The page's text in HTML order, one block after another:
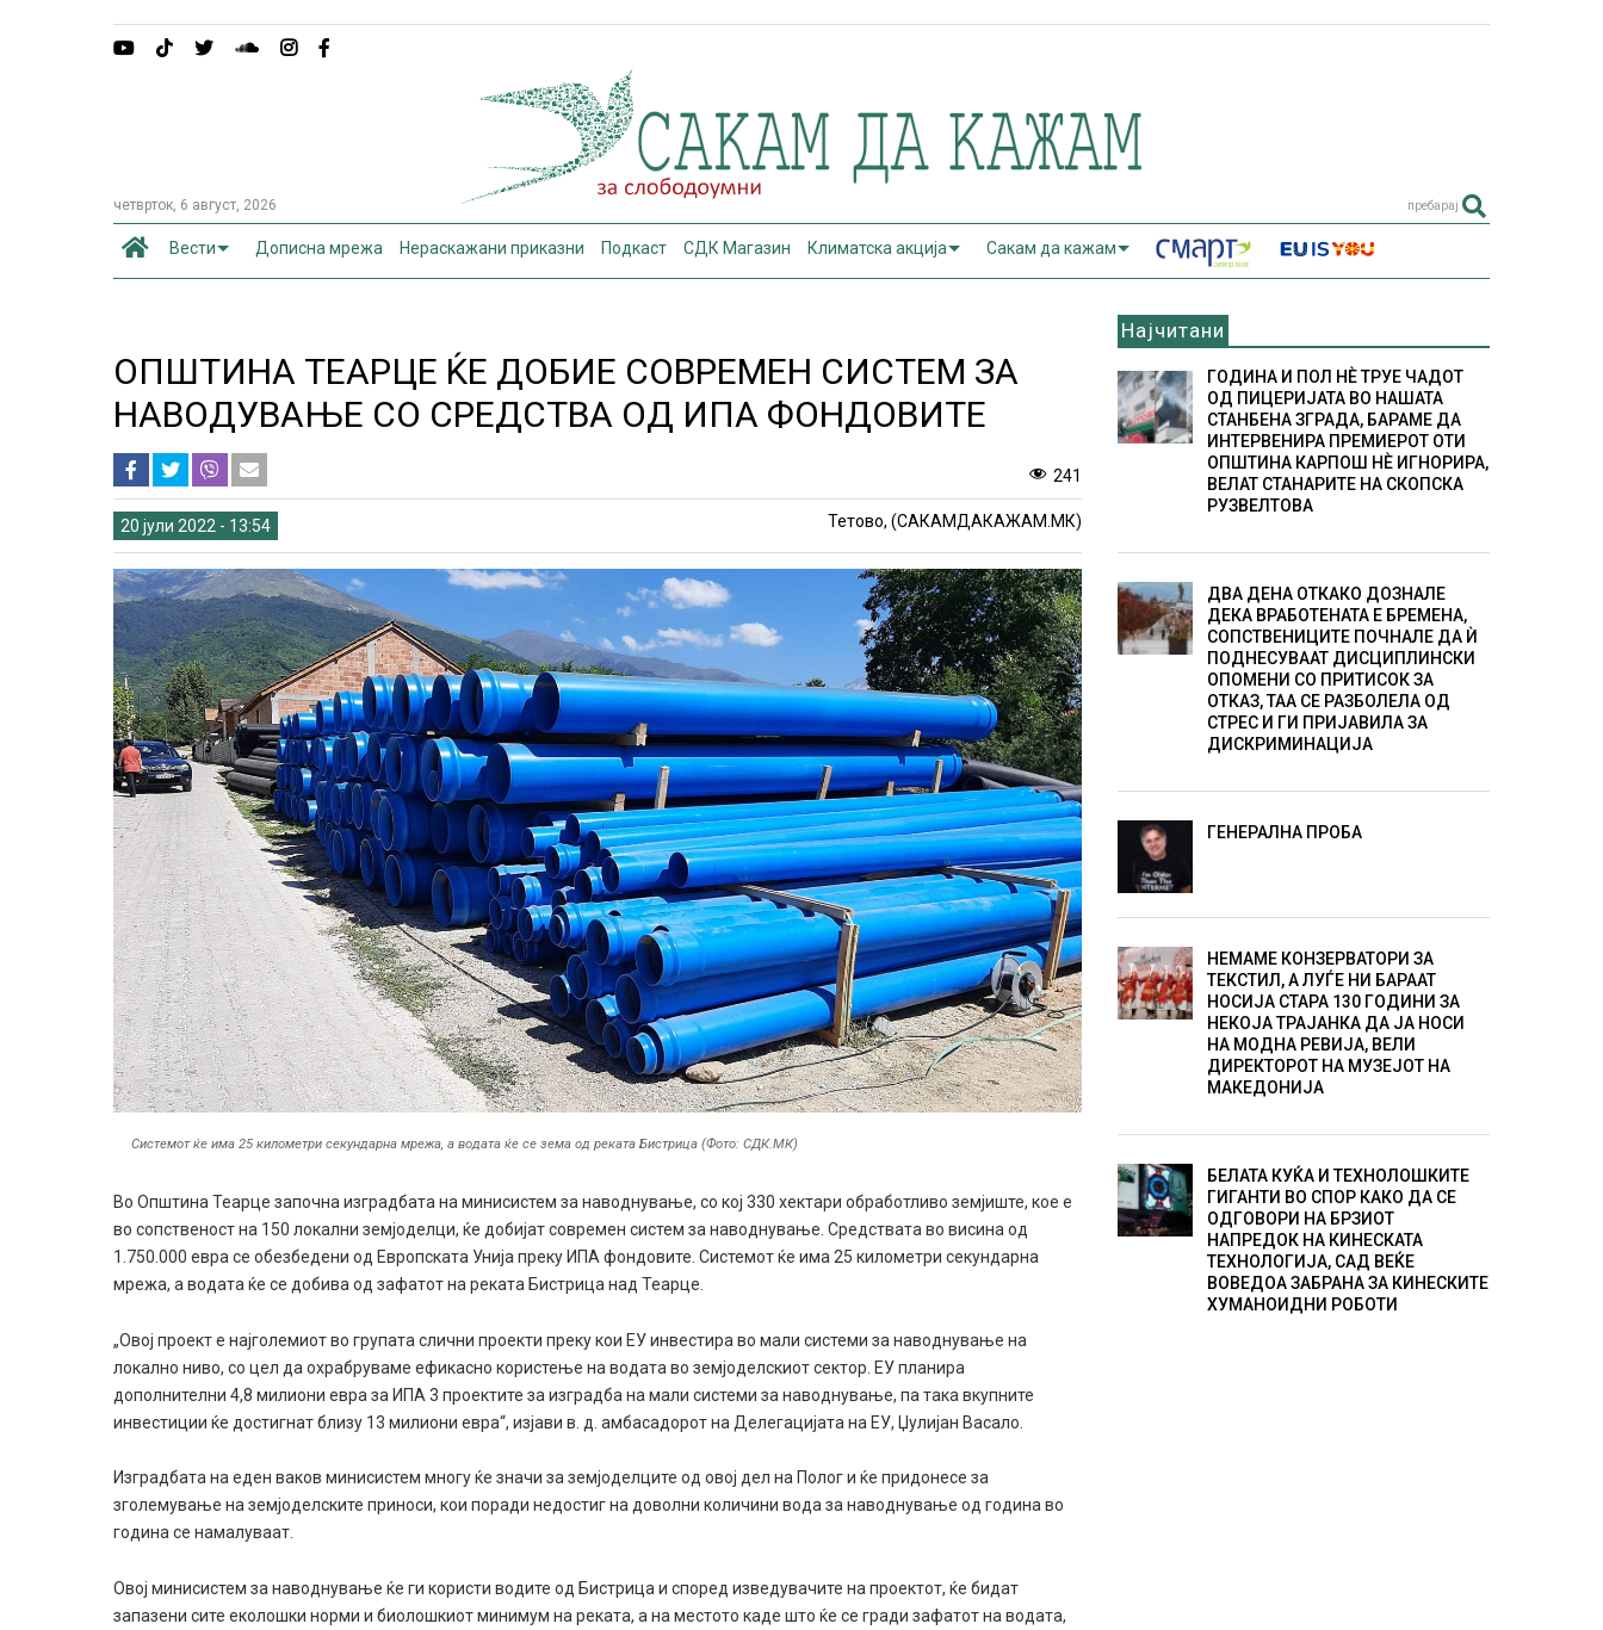
четврток, 6 август, 2026 пребарај
Вести Дописна мрежа Нераскажани приказни Подкаст СДК Магазин Климатска акција Сакам да кажам
ОПШТИНА ТЕАРЦЕ ЌЕ ДОБИЕ СОВРЕМЕН СИСТЕМ ЗА
НАВОДУВАЊЕ СО СРЕДСТВА ОД ИПА ФОНДОВИТЕ
241
20 јули 2022 - 13:54 Тетово, (САКАМДАКАЖАМ.МК)
Системот ќе има 25 километри секундарна мрежа, а водата ќе се зема од реката Бистрица (Фото: СДК.МК)
Во Општина Теарце започна изградбата на минисистем за наводнување, со кој 330 хектари обработливо земјиште, кое е
во сопственост на 150 локални земјоделци, ќе добијат современ систем за наводнување. Средствата во висина од
1.750.000 евра се обезбедени од Европската Унија преку ИПА фондовите. Системот ќе има 25 километри секундарна
мрежа, а водата ќе се добива од зафатот на реката Бистрица над Теарце.
„Овој проект е најголемиот во групата слични проекти преку кои ЕУ инвестира во мали системи за наводнување на
локално ниво, со цел да охрабруваме ефикасно користење на водата во земјоделскиот сектор. ЕУ планира
дополнителни 4,8 милиони евра за ИПА 3 проектите за изградба на мали системи за наводнување, па така вкупните
инвестиции ќе достигнат близу 13 милиони евра“, изјави в. д. амбасадорот на Делегацијата на ЕУ, Џулијан Васало.
Изградбата на еден ваков минисистем многу ќе значи за земјоделците од овој дел на Полог и ќе придонесе за
зголемување на земјоделските приноси, кои поради недостиг на доволни количини вода за наводнување од година во
година се намалуваат.
Овој минисистем за наводнување ќе ги користи водите од Бистрица и според изведувачите на проектот, ќе бидат
запазени сите еколошки норми и биолошкиот минимум на реката, а на местото каде што ќе се гради зафатот на водата,
Најчитани
ГОДИНА И ПОЛ НÈ ТРУЕ ЧАДОТ
ОД ПИЦЕРИЈАТА ВО НАШАТА
СТАНБЕНА ЗГРАДА, БАРАМЕ ДА
ИНТЕРВЕНИРА ПРЕМИЕРОТ ОТИ
ОПШТИНА КАРПОШ НÈ ИГНОРИРА,
ВЕЛАТ СТАНАРИТЕ НА СКОПСКА
РУЗВЕЛТОВА
ДВА ДЕНА ОТКАКО ДОЗНАЛЕ
ДЕКА ВРАБОТЕНАТА Е БРЕМЕНА,
СОПСТВЕНИЦИТЕ ПОЧНАЛЕ ДА Ѝ
ПОДНЕСУВААТ ДИСЦИПЛИНСКИ
ОПОМЕНИ СО ПРИТИСОК ЗА
ОТКАЗ, ТАА СЕ РАЗБОЛЕЛА ОД
СТРЕС И ГИ ПРИЈАВИЛА ЗА
ДИСКРИМИНАЦИЈА
ГЕНЕРАЛНА ПРОБА
НЕМАМЕ КОНЗЕРВАТОРИ ЗА
ТЕКСТИЛ, А ЛУЃЕ НИ БАРААТ
НОСИЈА СТАРА 130 ГОДИНИ ЗА
НЕКОЈА ТРАЈАНКА ДА ЈА НОСИ
НА МОДНА РЕВИЈА, ВЕЛИ
ДИРЕКТОРОТ НА МУЗЕЈОТ НА
МАКЕДОНИЈА
БЕЛАТА КУЌА И ТЕХНОЛОШКИТЕ
ГИГАНТИ ВО СПОР КАКО ДА СЕ
ОДГОВОРИ НА БРЗИОТ
НАПРЕДОК НА КИНЕСКАТА
ТЕХНОЛОГИЈА, САД ВЕЌЕ
ВОВЕДОА ЗАБРАНА ЗА КИНЕСКИТЕ
ХУМАНОИДНИ РОБОТИ